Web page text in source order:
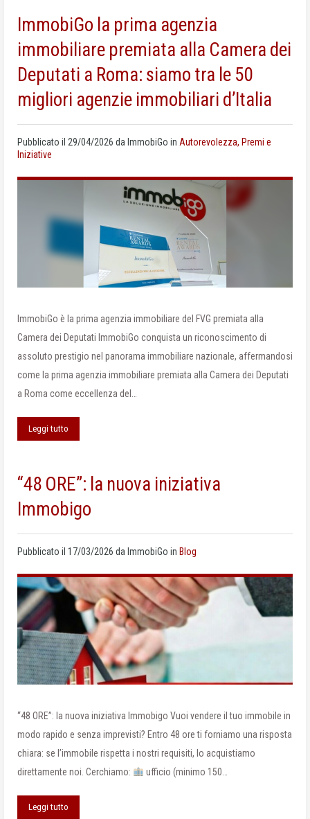
ImmobiGo la prima agenzia
immobiliare premiata alla Camera dei
Deputati a Roma: siamo tra le 50
migliori agenzie immobiliari d’Italia
Pubblicato il 29/04/2026 da ImmobiGo in Autorevolezza, Premi e
Iniziative
ImmobiGo è la prima agenzia immobiliare del FVG premiata alla
Camera dei Deputati ImmobiGo conquista un riconoscimento di
assoluto prestigio nel panorama immobiliare nazionale, affermandosi
come la prima agenzia immobiliare premiata alla Camera dei Deputati
a Roma come eccellenza del…
Leggi tutto
“48 ORE”: la nuova iniziativa
Immobigo
Pubblicato il 17/03/2026 da ImmobiGo in Blog
“48 ORE”: la nuova iniziativa Immobigo Vuoi vendere il tuo immobile in
modo rapido e senza imprevisti? Entro 48 ore ti forniamo una risposta
chiara: se l’immobile rispetta i nostri requisiti, lo acquistiamo
direttamente noi. Cerchiamo:
ufficio (minimo 150…
Leggi tutto